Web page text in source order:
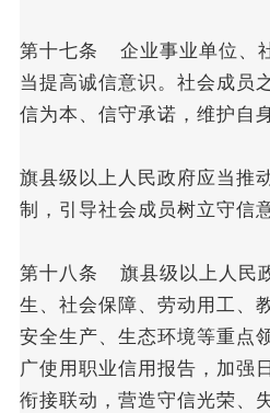
第十七条 企业事业单位、
当提高诚信意识。社会成员
信为本、信守承诺，维护自
旗县级以上人民政府应当推
制，引导社会成员树立守信
第十八条 旗县级以上人民
生、社会保障、劳动用工、
安全生产、生态环境等重点
广使用职业信用报告，加强
衔接联动，营造守信光荣、